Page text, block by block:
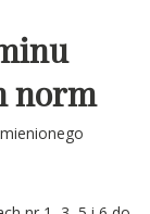
norm